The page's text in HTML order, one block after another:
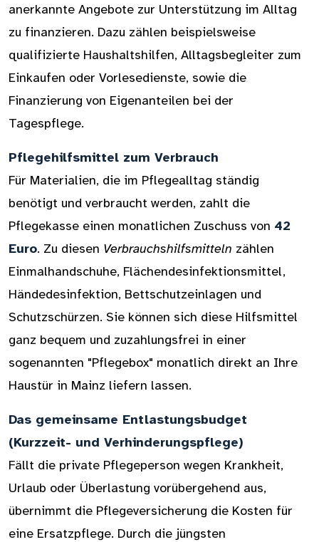
anerkannte Angebote zur Unterstützung im Alltag
zu finanzieren. Dazu zählen beispielsweise
qualifizierte Haushaltshilfen, Alltagsbegleiter zum
Einkaufen oder Vorlesedienste, sowie die
Finanzierung von Eigenanteilen bei der
Tagespflege.
Pflegehilfsmittel zum Verbrauch
Für Materialien, die im Pflegealltag ständig
benötigt und verbraucht werden, zahlt die
Pflegekasse einen monatlichen Zuschuss von 42
Euro. Zu diesen Verbrauchshilfsmitteln zählen
Einmalhandschuhe, Flächendesinfektionsmittel,
Händedesinfektion, Bettschutzeinlagen und
Schutzschürzen. Sie können sich diese Hilfsmittel
ganz bequem und zuzahlungsfrei in einer
sogenannten "Pflegebox" monatlich direkt an Ihre
Haustür in Mainz liefern lassen.
Das gemeinsame Entlastungsbudget
(Kurzzeit- und Verhinderungspflege)
Fällt die private Pflegeperson wegen Krankheit,
Urlaub oder Überlastung vorübergehend aus,
übernimmt die Pflegeversicherung die Kosten für
eine Ersatzpflege. Durch die jüngsten